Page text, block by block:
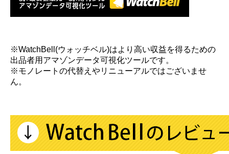
※WatchBell(ウォッチベル)はより高い収益を得るための
出品者用アマゾンデータ可視化ツールです。
※モノレートの代替えやリニューアルではございませ
ん。